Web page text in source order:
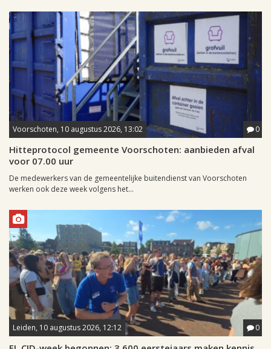
Voorschoten, 10 augustus 2026, 13:02 0
Hitteprotocol gemeente Voorschoten: aanbieden afval
voor 07.00 uur
De medewerkers van de gemeentelijke buitendienst van Voorschoten
werken ook deze week volgens het...
Leiden, 10 augustus 2026, 12:12 0